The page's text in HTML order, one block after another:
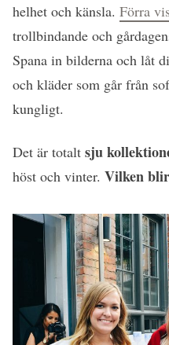
helhet och känsla. Förra
trollbindande och
Spana in bilderna och låt
och kläder som går från
kungligt.
Det är totalt sju
höst och vinter. Vilken